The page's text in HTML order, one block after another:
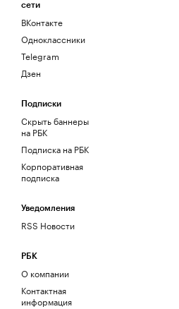
сети
ВКонтакте
Одноклассники
Telegram
Дзен
Подписки
Скрыть баннеры
на РБК
Подписка на РБК
Корпоративная
подписка
Уведомления
RSS Новости
РБК
О компании
Контактная
информация